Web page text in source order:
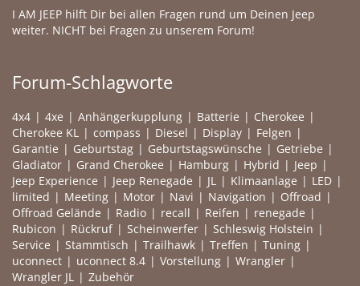
I AM JEEP hilft Dir bei allen Fragen rund um Deinen Jeep
weiter. NICHT bei Fragen zu unserem Forum!
Forum-Schlagworte
4x4 4xe Anhängerkupplung Batterie
Cherokee
Cherokee KL
compass Diesel Display
Felgen
Garantie
Geburtstag Geburtstagswünsche
Getriebe
Gladiator
Grand Cherokee Hamburg Hybrid
Jeep
Jeep Experience
Jeep Renegade JL Klimaanlage
LED
limited
Meeting Motor Navi Navigation
Offroad
Offroad Gelände
Radio recall Reifen
renegade
Rubicon
Rückruf Scheinwerfer
Schleswig Holstein
Service
Stammtisch Trailhawk Treffen
Tuning
uconnect
uconnect 8.4 Vorstellung
Wrangler
Wrangler JL
Zubehör